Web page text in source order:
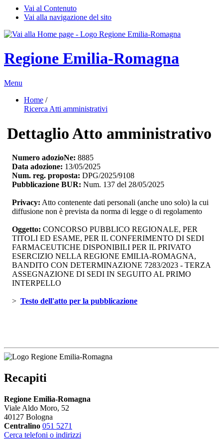
Vai al Contenuto
Vai alla navigazione del sito
Regione Emilia-Romagna
Menu
Home /
Ricerca Atti amministrativi
Dettaglio Atto amministrativo
Numero adozioNe: 8885
Data adozione: 13/05/2025
Num. reg. proposta: DPG/2025/9108
Pubblicazione BUR: Num. 137 del 28/05/2025
Privacy: Atto contenente dati personali (anche uno solo) la cui
diffusione non è prevista da norma di legge o di regolamento
Oggetto: CONCORSO PUBBLICO REGIONALE, PER
TITOLI ED ESAME, PER IL CONFERIMENTO DI SEDI
FARMACEUTICHE DISPONIBILI PER IL PRIVATO
ESERCIZIO NELLA REGIONE EMILIA-ROMAGNA,
BANDITO CON DETERMINAZIONE 7283/2023 - TERZA
ASSEGNAZIONE DI SEDI IN SEGUITO AL PRIMO
INTERPELLO
> Testo dell'atto per la pubblicazione
Recapiti
Regione Emilia-Romagna
Viale Aldo Moro, 52
40127 Bologna
Centralino 051 5271
Cerca telefoni o indirizzi